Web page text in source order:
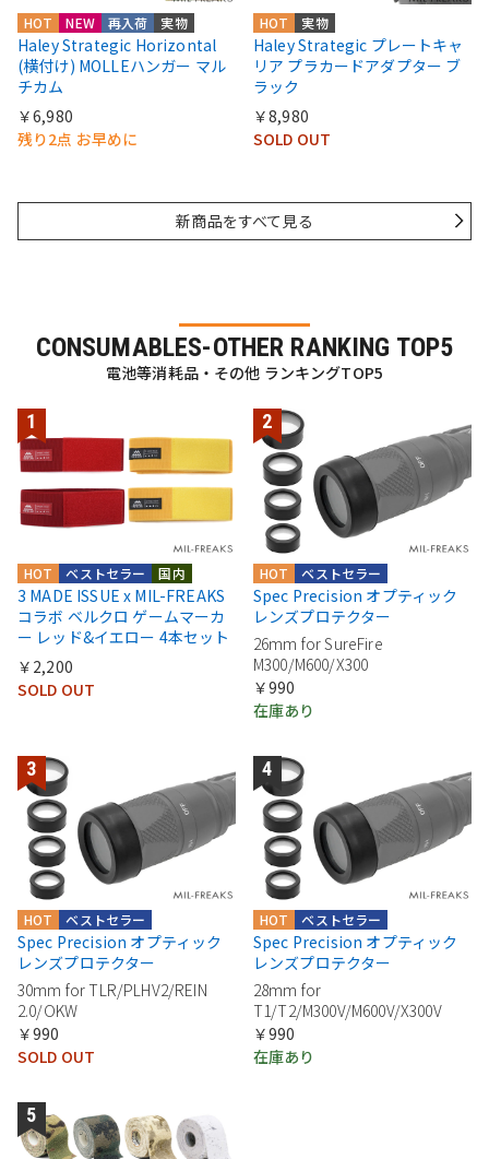
HOT NEW 再入荷 実物
Haley Strategic Horizontal
(横付け) MOLLEハンガー マル
チカム
￥6,980
残り2点 お早めに
HOT 実物
Haley Strategic プレートキャ
リア プラカードアダプター ブ
ラック
￥8,980
SOLD OUT
新商品をすべて見る
CONSUMABLES-OTHER RANKING TOP5
電池等消耗品・その他 ランキングTOP5
国内
ベストセラー
HOT
3 MADE ISSUE x MIL-FREAKS
コラボ ベルクロ ゲームマーカ
ー レッド&イエロー 4本セット
￥2,200
SOLD OUT
ベストセラー
HOT
Spec Precision オプティック
レンズプロテクター
26mm for SureFire
M300/M600/X300
￥990
在庫あり
ベストセラー
HOT
Spec Precision オプティック
レンズプロテクター
30mm for TLR/PLHV2/REIN
2.0/OKW
￥990
SOLD OUT
ベストセラー
HOT
Spec Precision オプティック
レンズプロテクター
28mm for
T1/T2/M300V/M600V/X300V
￥990
在庫あり